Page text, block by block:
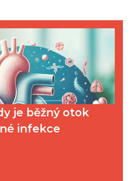
je běžný otok
infekce